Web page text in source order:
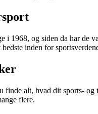
i 1968, og siden da har de
inden for
finde alt, hvad dit sports-
flere.